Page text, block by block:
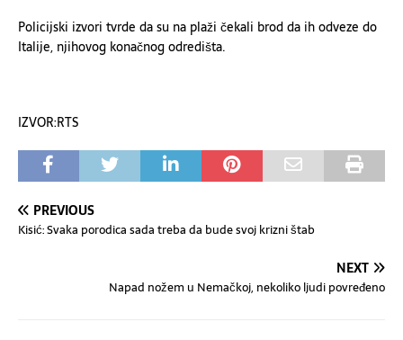
Policijski izvori tvrde da su na plaži čekali brod da ih odveze do
Italije, njihovog konačnog odredišta.
IZVOR:RTS
PREVIOUS
Kisić: Svaka porodica sada treba da bude svoj krizni štab
NEXT
Napad nožem u Nemačkoj, nekoliko ljudi povređeno